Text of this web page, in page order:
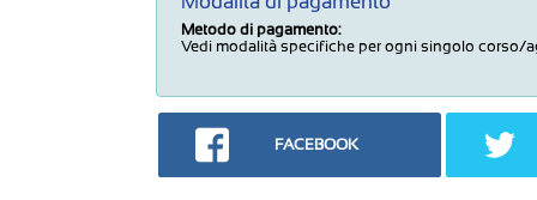
Metodo di pagamento:
Vedi modalità specifiche per ogni singolo corso/
FACEBOOK